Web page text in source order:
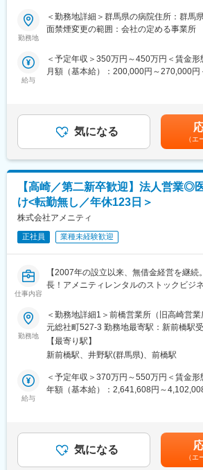
【キャリアパス】
経験を積んだ後は、リーダー業務や施設
ーや、院内業務のスペシャリストとして
能です。
■国内唯一の滅菌装置の専門メーカーと
型の高圧蒸気滅菌装置では国内シェア約
開発、提供しています。営業から製品企
ポートまで社内一貫体制を整えており、
医療研究機関及び医療機器・大手製薬メ
えています。
変更の範囲：会社の定める業務
【業務概要】
医療器材の滅菌サービスをはじめ、医療
できる研修制度を整えており、医療現場
仕事です。
■手術室サポート業務
■内視鏡室支援業務
【滅菌業務とは】
手術や診療で使用された医療器材は、そ
せん。次の患者様に安全に使用するため
→ 滅菌 → 配給」という工程で処理します
の安全を守るために欠かせない重要な役
を確認しながら作業を行うため、未経験
習得できます。
手術室では、医師や看護師が次の手術に
整えることが必要です。具体的には、手
を行います。医療チームの一員として、
るやりがいのある仕事です。
【内視鏡室支援とは】
内視鏡検査で使用する器材の準備や片付
当します。患者様が安心して検査を受け
検査環境を整える役割です。
す。
■チームでのサポート：現場では先輩スタ
勤務地
＜勤務地詳細＞群馬県の病院住所：群馬
面禁煙変更の範囲：会社の定める事業所
給与
＜予定年収＞350万円～450万円＜賃金形
月額（基本給）：200,000円～270,000
性があります。月給(月額)は固定手当を
気になる
（エ
【高崎／第二新卒歓迎】法人営業◎
け<転勤無し／年休123日＞
株式会社アメニティ
正社員 業種未経験歓迎
仕事内容
【2007年の設立以来、無借金経営を継
長！アメニティレンタルのストックビジ
を図るため、このたび新たな仲間をお迎
た。
■業務詳細：
病院や介護施設に向けて、入院・入所時
日用品などをレンタルできる「アメニテ
提案する営業です。ニーズに応じて、人
献性も高く、今後の高齢化社会において
です。 また、病院や介護施設の業務軽減
様、利用者様へのサービス向上に直結す
勤務地
＜勤務地詳細1＞前橋営業所（旧高崎営
元総社町527-3 勤務地最寄駅：新前橋駅
禁煙＜勤務地詳細2＞前橋営業所（旧高
橋市元総社町527-3 勤務地最寄駅：新前
【最寄り駅】
新前橋駅、井野駅(群馬県)、前橋駅
給与
＜予定年収＞370万円～550万円＜賃金形
年額（基本給）：2,641,608円～
無＞有＜残業手当＞有＜給与補足＞※経
を考慮するため上下する可能性がありま
10月/売上実績だけでなく取り組み姿勢や
気になる
（エ